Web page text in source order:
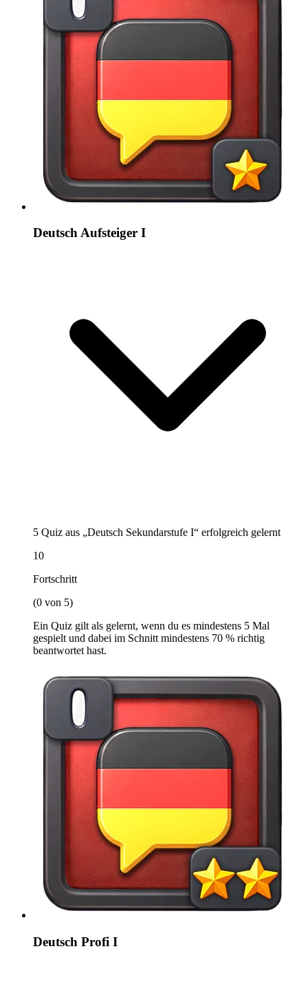
Deutsch Aufsteiger I
5 Quiz aus „Deutsch Sekundarstufe I“ erfolgreich gelernt
10
Fortschritt
(0 von 5)
Ein Quiz gilt als gelernt, wenn du es mindestens 5 Mal
gespielt und dabei im Schnitt mindestens 70 % richtig
beantwortet hast.
Deutsch Profi I